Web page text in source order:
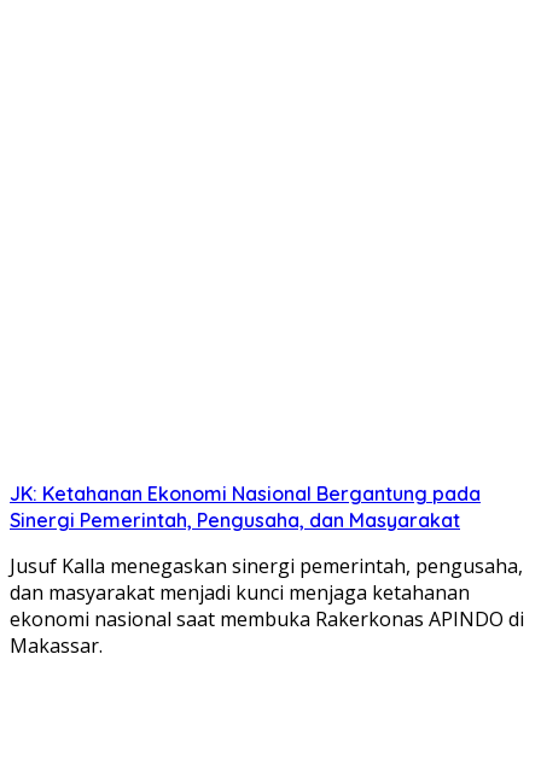
JK: Ketahanan Ekonomi Nasional Bergantung pada
Sinergi Pemerintah, Pengusaha, dan Masyarakat
Jusuf Kalla menegaskan sinergi pemerintah, pengusaha,
dan masyarakat menjadi kunci menjaga ketahanan
ekonomi nasional saat membuka Rakerkonas APINDO di
Makassar.